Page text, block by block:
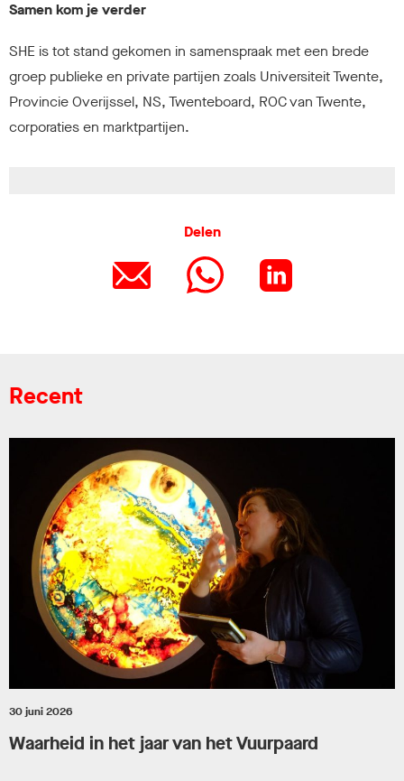
Samen kom je verder
SHE is tot stand gekomen in samenspraak met een brede
groep publieke en private partijen zoals Universiteit Twente,
Provincie Overijssel, NS, Twenteboard, ROC van Twente,
corporaties en marktpartijen.
Delen
Recent
30 juni 2026
Waarheid in het jaar van het Vuurpaard